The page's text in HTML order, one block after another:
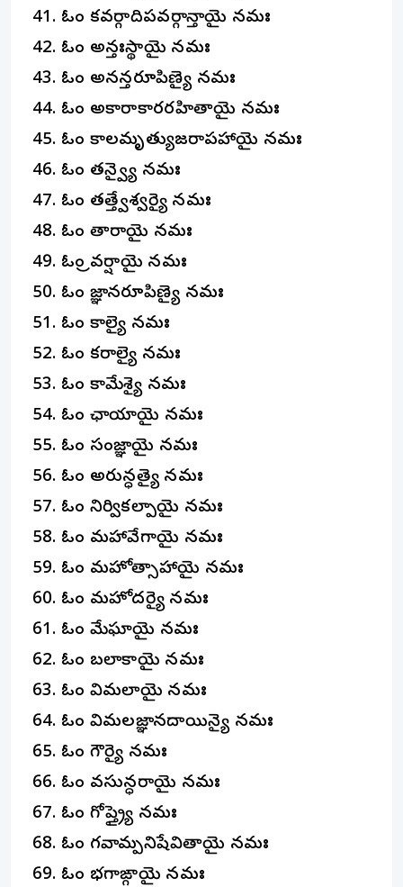
ఓం కవర్గాదిపవర్గాన్తాయై నమః
ఓం అన్తఃస్థాయై నమః
ఓం అనన్తరూపిణ్యై నమః
ఓం అకారాకారరహితాయై నమః
ఓం కాలమృత్యుజరాపహాయై నమః
ఓం తన్వ్యై నమః
ఓం తత్త్వేశ్వర్యై నమః
ఓం తారాయై నమః
ఓం త్రివర్షాయై నమః
ఓం జ్ఞానరూపిణ్యై నమః
ఓం కాల్యై నమః
ఓం కరాల్యై నమః
ఓం కామేశ్యై నమః
ఓం ఛాయాయై నమః
ఓం సంజ్ఞాయై నమః
ఓం అరున్ధత్యై నమః
ఓం నిర్వికల్పాయై నమః
ఓం మహావేగాయై నమః
ఓం మహోత్సాహాయై నమః
ఓం మహోదర్యై నమః
ఓం మేఘాయై నమః
ఓం బలాకాయై నమః
ఓం విమలాయై నమః
ఓం విమలజ్ఞానదాయిన్యై నమః
ఓం గౌర్యై నమః
ఓం వసున్ధరాయై నమః
ఓం గోప్త్ర్యై నమః
ఓం గవామ్పతినిషేవితాయై నమః
ఓం భగాఙ్గాయై నమః